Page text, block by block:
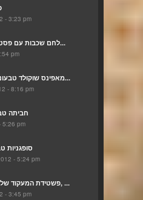
- 3:23 pm
(לחם שכבות עם פסטו וזיתים לכבוד...
pm
מאפינס שוקולד טבעוני מושלמים ולא...
- 8:16 pm
חביתה
5:26 pm
סופגניות
- 5:24 pm
פשטידת המעקוד של סבתא גבי שלי, ...
- 3:45 pm